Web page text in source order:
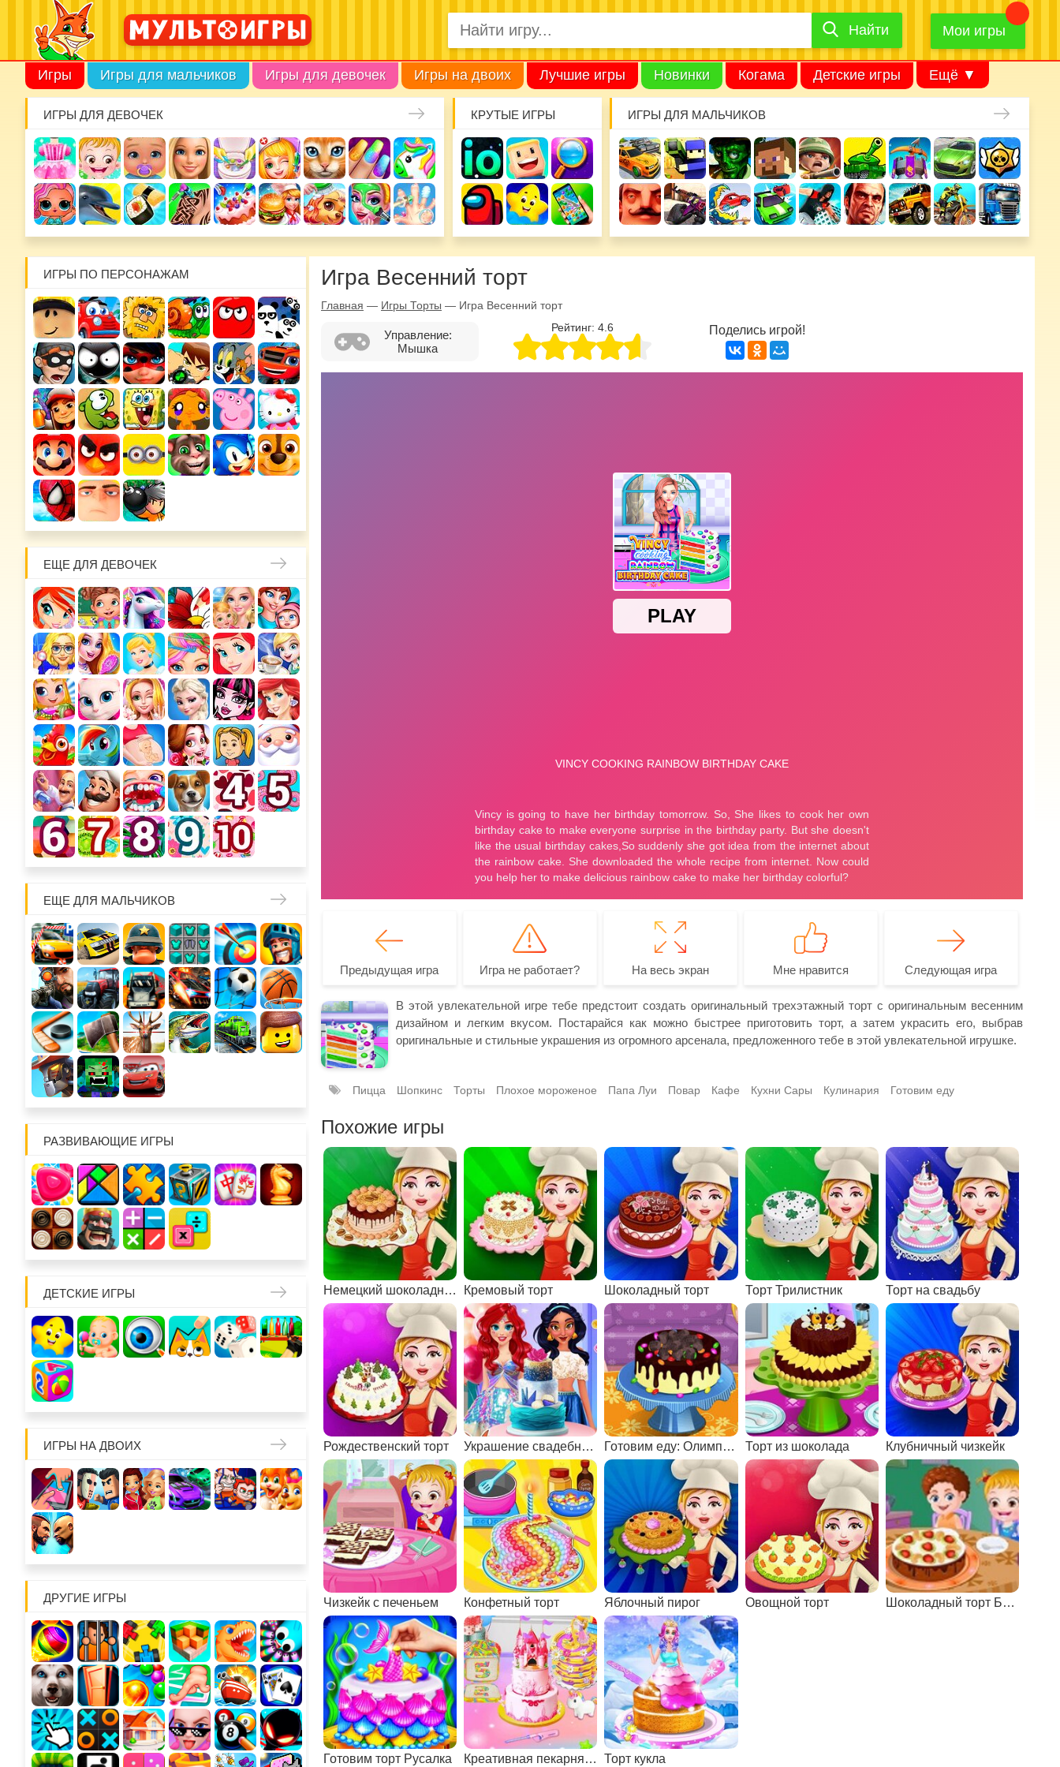
Найти
Найти Мои игры
Игры Игры для мальчиков Игры для девочек Игры на двоих Лучшие игры Новинки Когама Детские игры Ещё ▼
ИГРЫ ДЛЯ ДЕВОЧЕК КРУТЫЕ ИГРЫ ИГРЫ ДЛЯ МАЛЬЧИКОВ
ИГРЫ ПО ПЕРСОНАЖАМ
ЕЩЕ ДЛЯ ДЕВОЧЕК
ЕЩЕ ДЛЯ МАЛЬЧИКОВ
РАЗВИВАЮЩИЕ ИГРЫ
ДЕТСКИЕ ИГРЫ
ИГРЫ НА ДВОИХ
ДРУГИЕ ИГРЫ
Игра Весенний торт
Главная — Игры Торты — Игра Весенний торт
Управление:
Мышка
Рейтинг: 4.6 Поделись игрой!
Предыдущая игра Игра не работает? На весь экран Мне нравится Следующая игра
В этой увлекательной игре тебе предстоит создать оригинальный трехэтажный торт с оригинальным весенним
дизайном и легким вкусом. Постарайся как можно быстрее приготовить торт, а затем украсить его, выбрав
оригинальные и стильные украшения из огромного арсенала, предложенного тебе в этой увлекательной игрушке.
Пицца Шопкинс Торты Плохое мороженое Папа Луи Повар Кафе Кухни Сары Кулинария Готовим еду
Похожие игры
Немецкий шоколадный торт Кремовый торт Шоколадный торт Торт Трилистник Торт на свадьбу
Рождественский торт Украшение свадебного торта для Инстаграм Готовим еду: Олимпийский пирог Торт из шоколада Клубничный чизкейк
Чизкейк с печеньем Конфетный торт Яблочный пирог Овощной торт Шоколадный торт Брауни
Готовим торт Русалка Креативная пекарня для тортов Торт кукла